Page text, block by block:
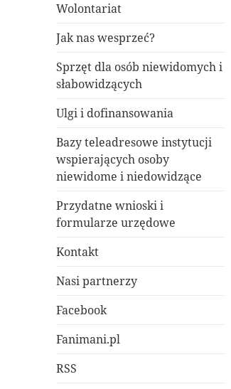
Wolontariat
Jak nas wesprzeć?
Sprzęt dla osób niewidomych i
słabowidzących
Ulgi i dofinansowania
Bazy teleadresowe instytucji
wspierających osoby
niewidome i niedowidzące
Przydatne wnioski i
formularze urzędowe
Kontakt
Nasi partnerzy
Facebook
Fanimani.pl
RSS